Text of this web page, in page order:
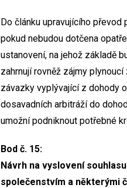
Do článku upravujícího
pokud nebudou dotčena
ustanovení, na jehož základě
zahrnují rovněž zájmy
závazky vyplývající z dohody
dosavadních arbitráží do
umožní podniknout potřebné
Bod č. 15:
Návrh na vyslovení
společenstvím a některými